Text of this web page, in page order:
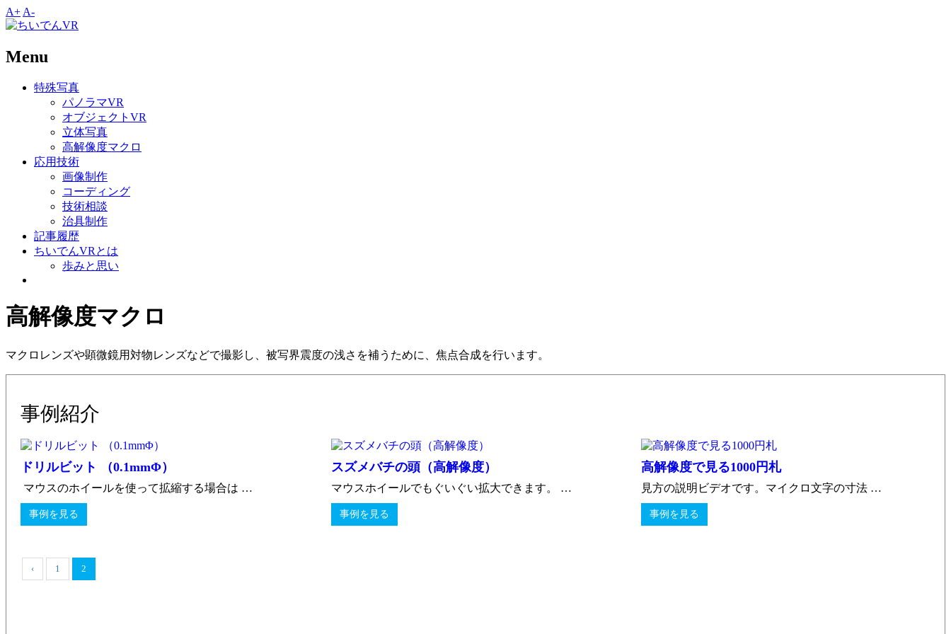
A+ A-
Menu
特殊写真
パノラマVR
オブジェクトVR
立体写真
高解像度マクロ
応用技術
画像制作
コーディング
技術相談
治具制作
記事履歴
ちいでんVRとは
歩みと思い
高解像度マクロ
マクロレンズや顕微鏡用対物レンズなどで撮影し、被写界震度の浅さを補うために、焦点合成を行います。
事例紹介
ドリルビット （0.1mmΦ）
マウスのホイールを使って拡縮する場合は …
事例を見る
スズメバチの頭（高解像度）
マウスホイールでもぐいぐい拡大できます。 …
事例を見る
高解像度で見る1000円札
見方の説明ビデオです。マイクロ文字の寸法 …
事例を見る
‹ 1 2